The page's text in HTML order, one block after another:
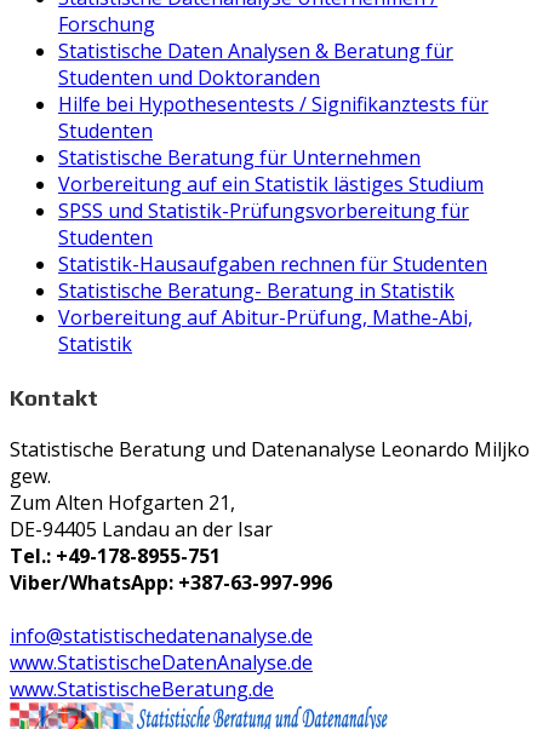
Forschung
Statistische Daten Analysen & Beratung für
Studenten und Doktoranden
Hilfe bei Hypothesentests / Signifikanztests für
Studenten
Statistische Beratung für Unternehmen
Vorbereitung auf ein Statistik lästiges Studium
SPSS und Statistik-Prüfungsvorbereitung für
Studenten
Statistik-Hausaufgaben rechnen für Studenten
Statistische Beratung- Beratung in Statistik
Vorbereitung auf Abitur-Prüfung, Mathe-Abi,
Statistik
Kontakt
Statistische Beratung und Datenanalyse Leonardo Miljko
gew.
Zum Alten Hofgarten 21,
DE-94405 Landau an der Isar
Tel.: +49-178-8955-751
Viber/WhatsApp: +387-63-997-996
info@statistischedatenanalyse.de
www.StatistischeDatenAnalyse.de
www.StatistischeBeratung.de